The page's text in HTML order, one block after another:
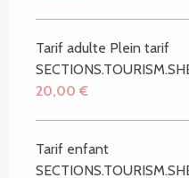
Tarif adulte Plein tarif
20,00 €
Tarif enfant